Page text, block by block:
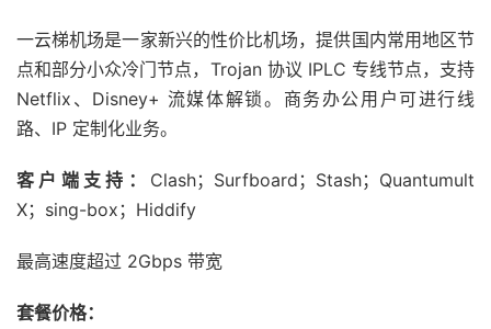
一云梯机场是一家新兴的性价比机场，提供国内常用地区节
点和部分小众冷门节点，Trojan 协议 IPLC 专线节点，支持
Netflix、Disney+ 流媒体解锁。商务办公用户可进行线
路、IP 定制化业务。
客户端支持： Clash；Surfboard；Stash；Quantumult
X；sing-box；Hiddify
最高速度超过 2Gbps 带宽
套餐价格：